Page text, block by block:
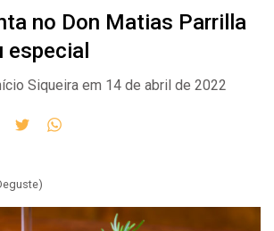
no Don Matias Parrilla
especial
Siqueira em 14 de abril de 2022